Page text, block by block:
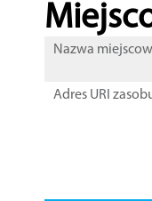
Nazwa
Adres URI